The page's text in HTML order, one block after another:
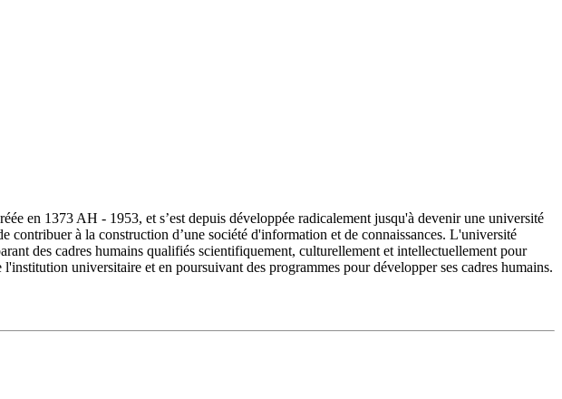
en 1373 AH - 1953, et s’est depuis développée radicalement jusqu'à devenir une université
à la construction d’une société d'information et de connaissances. L'université
des cadres humains qualifiés scientifiquement, culturellement et intellectuellement pour
universitaire et en poursuivant des programmes pour développer ses cadres humains.